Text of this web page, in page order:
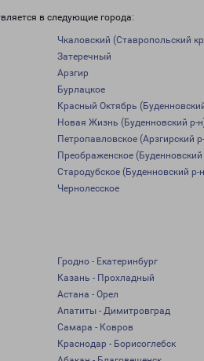
в следующие города:
Чкаловский (Ставропольский
Затеречный
Арзгир
Бурлацкое
Красный Октябрь
Новая Жизнь (Буденновский р-
Петропавловское (Арзгирский
Преображенское (Буденновский
Стародубское (Буденновский р-
Чернолесское
Гродно - Екатеринбург
Казань - Прохладный
Астана - Орел
Апатиты - Димитровград
Самара - Ковров
Краснодар - Борисоглебск